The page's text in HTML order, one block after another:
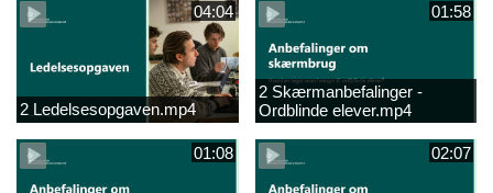
04:04
2 Ledelsesopgaven.mp4
01:58
2 Skærmanbefalinger -
Ordblinde elever.mp4
01:08 02:07